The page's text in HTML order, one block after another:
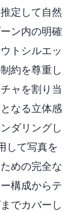
定して自然
ン内の明確
トシルエッ
約を尊重し
ャを割り当
なる立体感
ダリングし
して写真を
めの完全な
構成からテ
でカバーし